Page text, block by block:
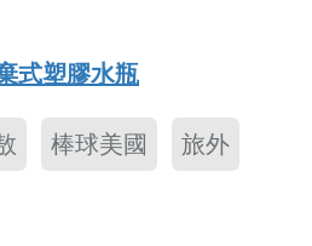
式塑膠水瓶
棒球美國 旅外